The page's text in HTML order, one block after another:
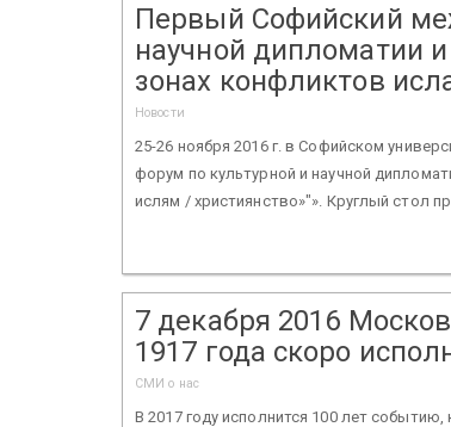
Первый Софийский
научной дипломатии
зонах конфликтов
Новости
25-26 ноября 2016 г. в Софийском
форум по культурной и научной
ислям / християнство»"». Круглый стол
7 декабря 2016
1917 года скоро
СМИ о нас
В 2017 году исполнится 100 лет